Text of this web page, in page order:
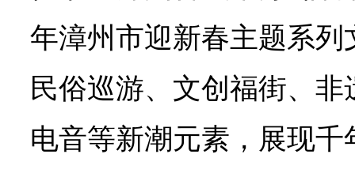
年漳州市迎新春主题系
民俗巡游、文创福街、
电音等新潮元素，展现